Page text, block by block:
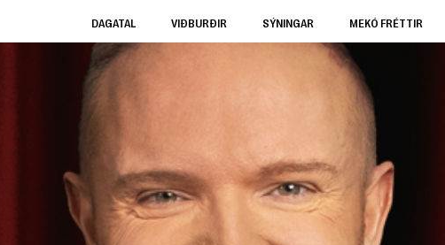
DAGATAL VIÐBURÐIR SÝNINGAR MEKÓ FRÉTTIR